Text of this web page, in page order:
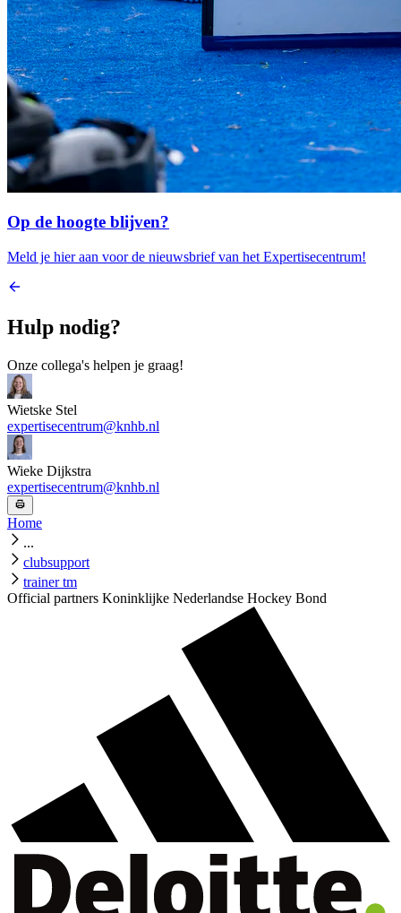
Op de hoogte blijven?
Meld je hier aan voor de nieuwsbrief van het Expertisecentrum!
Hulp nodig?
Onze collega's helpen je graag!
Wietske Stel
expertisecentrum@knhb.nl
Wieke Dijkstra
expertisecentrum@knhb.nl
Home
...
clubsupport
trainer tm
Official partners Koninklijke Nederlandse Hockey Bond